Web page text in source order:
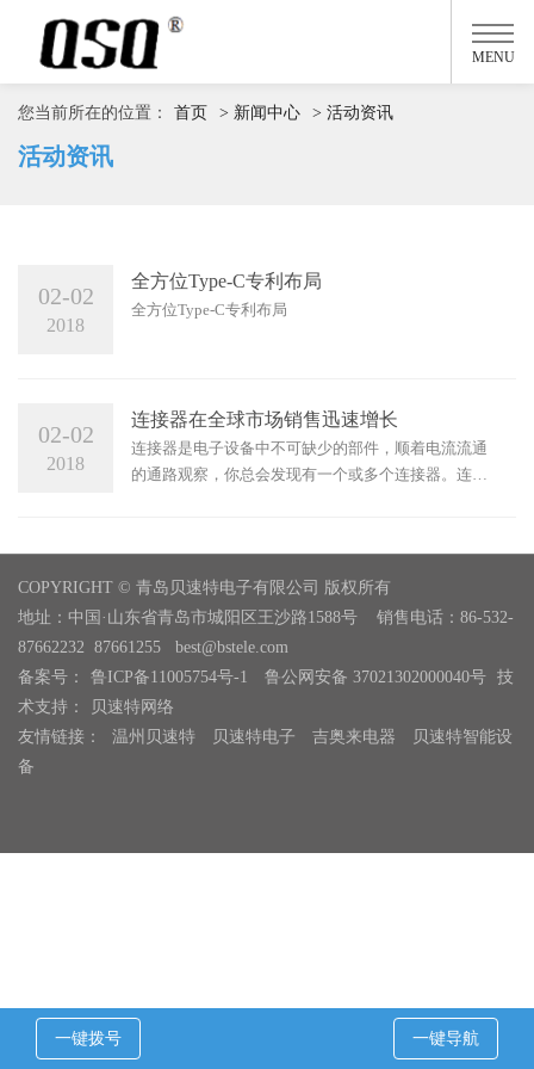
MENU
您当前所在的位置： 首页 > 新闻中心 > 活动资讯
活动资讯
02-02
2018
全方位Type-C专利布局
全方位Type-C专利布局
02-02
2018
连接器在全球市场销售迅速增长
连接器是电子设备中不可缺少的部件，顺着电流流通
的通路观察，你总会发现有一个或多个连接器。连接
随着电子产品的..
COPYRIGHT © 青岛贝速特电子有限公司 版权所有
地址：中国·山东省青岛市城阳区王沙路1588号 销售电话：86-532-
87662232 87661255 best@bstele.com
备案号：
鲁ICP备11005754号-1 鲁公网安备 37021302000040号 技
术支持：
贝速特网络
友情链接：
温州贝速特 贝速特电子 吉奥来电器
贝速特智能设
备
一键拨号 一键导航